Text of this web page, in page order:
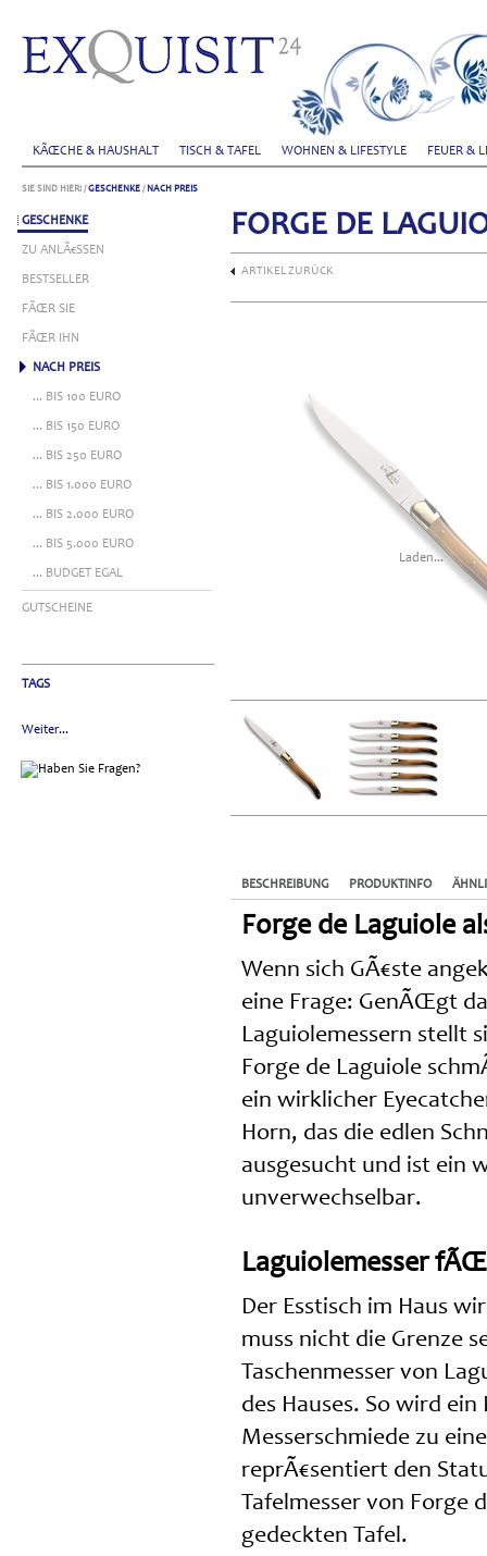
KÃŒCHE & HAUSHALT TISCH & TAFEL WOHNEN & LIFESTYLE FEUER &
SIE SIND HIER: /GESCHENKE / NACH PREIS
GESCHENKE
ZU ANLÃ€SSEN
BESTSELLER
FÃŒR SIE
FÃŒR IHN
NACH PREIS
... BIS 100 EURO
... BIS 150 EURO
... BIS 250 EURO
... BIS 1.000 EURO
... BIS 2.000 EURO
... BIS 5.000 EURO
... BUDGET EGAL
GUTSCHEINE
TAGS
Weiter...
FORGE DE
ARTIKEL ZURÜCK
Laden...
BESCHREIBUNG PRODUKTINFO
Forge de Laguiole
Wenn sich GÃ€ste
eine Frage: GenÃŒgt
Laguiolemessern stellt
Forge de Laguiole
ein wirklicher
Horn, das die edlen
ausgesucht und ist ein
unverwechselbar.
Laguiolemesser
Der Esstisch im Haus
muss nicht die Grenze
Taschenmesser von
des Hauses. So wird
Messerschmiede zu
reprÃ€sentiert den
Tafelmesser von Forge
gedeckten Tafel.